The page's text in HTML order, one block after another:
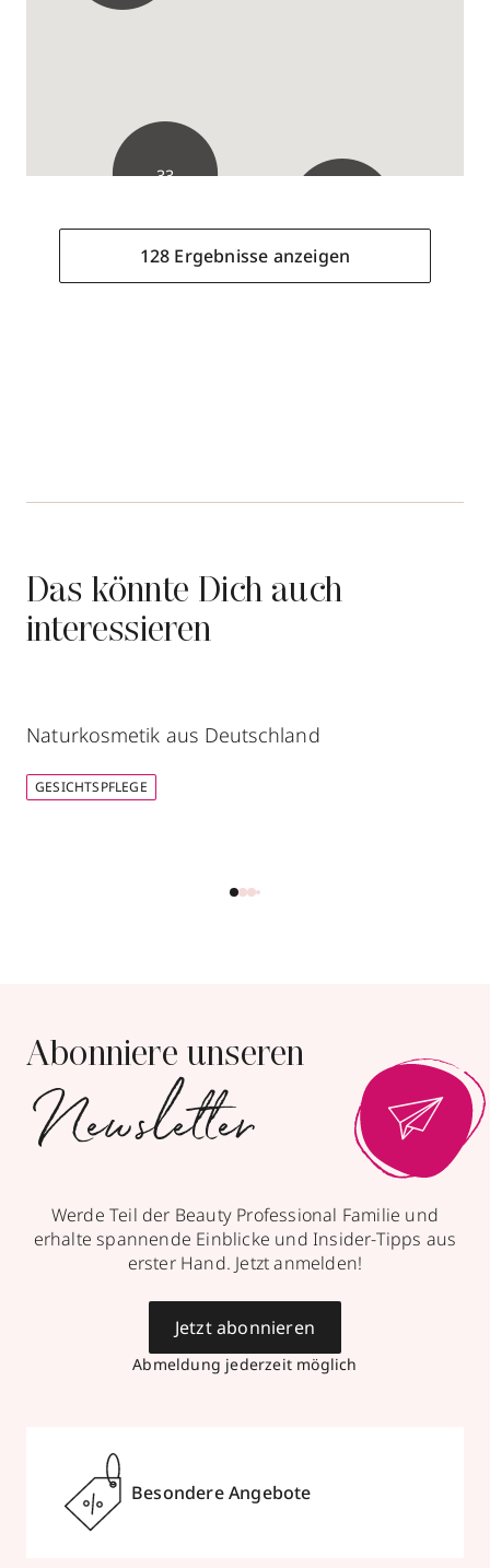
128 Ergebnisse anzeigen
Termin vereinbaren
Parfümerie Schuback
geschlossen, öffnet Mo 09:00 Uhr
Mehr Informationen
Uhlandstraße 11,71522Backnang
geschlossen, öffnet Mo 09:00 Uhr
zum Routenplaner
33
Das könnte Dich auch
interessieren
Naturkosmetik aus Deutschland
GESICHTSPFLEGE
Abonniere unseren
Newsletter
Werde Teil der Beauty Professional Familie und
erhalte spannende Einblicke und Insider-Tipps aus
erster Hand. Jetzt anmelden!
Abmeldung jederzeit möglich
Jetzt abonnieren
Besondere Angebote